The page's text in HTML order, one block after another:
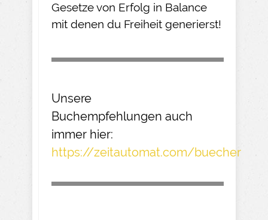
Gesetze von Erfolg in Balance
mit denen du Freiheit generierst!
Unsere
Buchempfehlungen auch
immer hier:
https://zeitautomat.com/buecher